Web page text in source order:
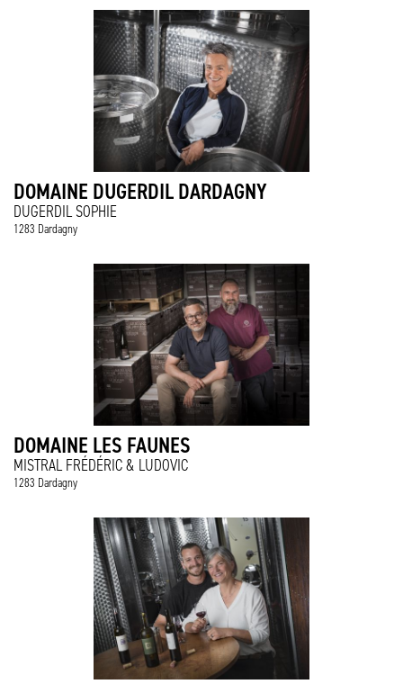
DOMAINE DUGERDIL DARDAGNY
DUGERDIL SOPHIE
1283 Dardagny
DOMAINE LES FAUNES
MISTRAL FRÉDÉRIC & LUDOVIC
1283 Dardagny